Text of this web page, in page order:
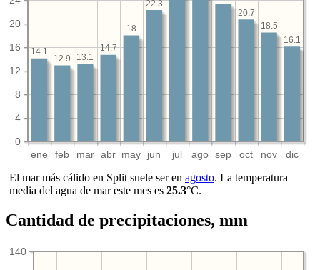
ene feb mar abr may jun jul ago sep oct nov dic
0
4
8
12
16
20
16.1
18.5
20.7
22.3
18
14.7
13.1
12.9
14.1
El mar más cálido en Split suele ser en agosto. La temperatura
media del agua de mar este mes es 25.3°C.
Cantidad de precipitaciones, mm
140